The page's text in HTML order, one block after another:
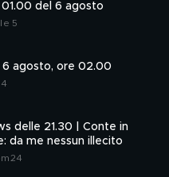
01.00 del 6 agosto
5
6 agosto, ore 02.00
delle 21.30 | Conte in
da me nessun illecito